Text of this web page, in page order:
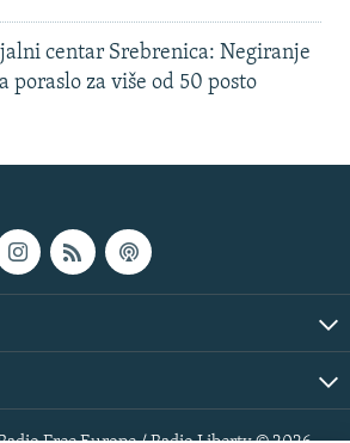
centar Srebrenica: Negiranje
poraslo za više od 50 posto